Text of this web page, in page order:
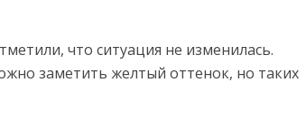
что ситуация не изменилась.
заметить желтый оттенок, но таких